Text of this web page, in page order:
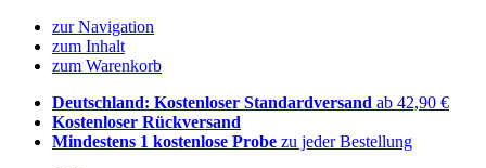
zur Navigation
zum Inhalt
zum Warenkorb
Deutschland: Kostenloser Standardversand ab 42,90 €
Kostenloser Rückversand
Mindestens 1 kostenlose Probe zu jeder Bestellung